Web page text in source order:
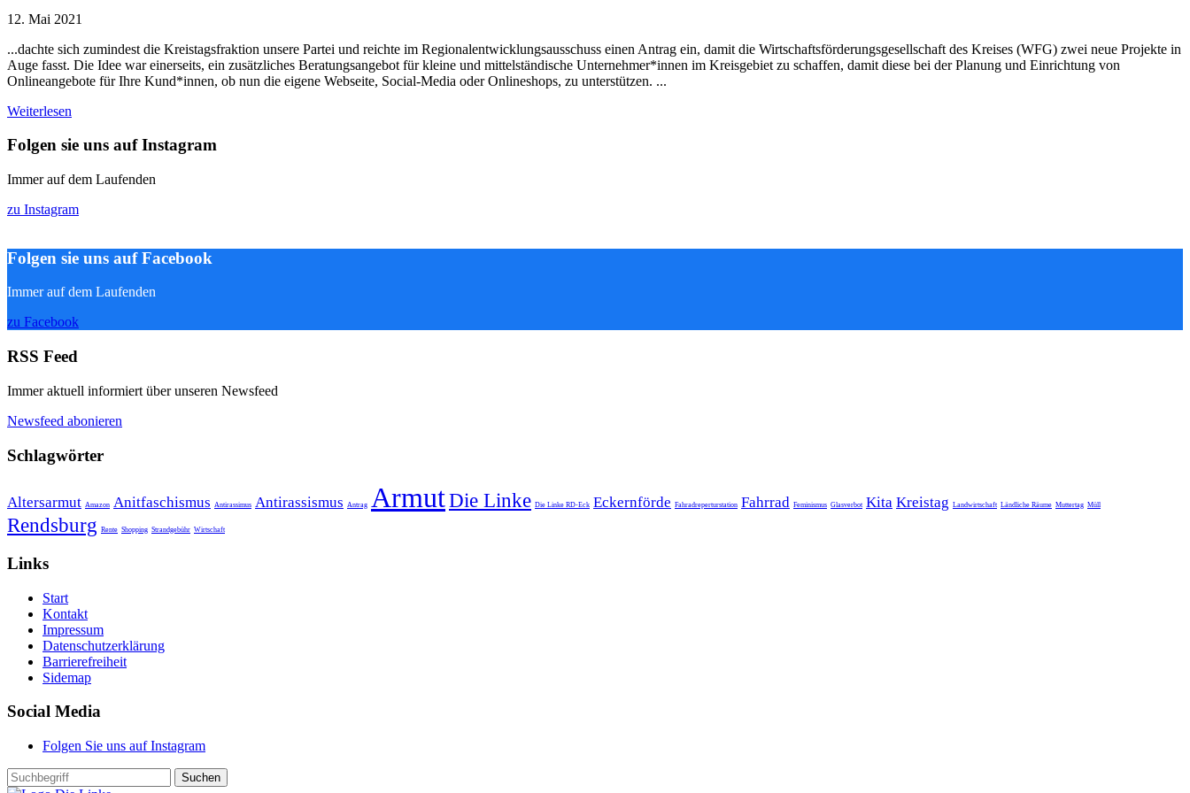
12. Mai 2021
...dachte sich zumindest die Kreistagsfraktion unsere Partei und reichte im Regionalentwicklungsausschuss einen Antrag ein, damit die Wirtschaftsförderungsgesellschaft des Kreises (WFG) zwei neue Projekte in
Auge fasst. Die Idee war einerseits, ein zusätzliches Beratungsangebot für kleine und mittelständische Unternehmer*innen im Kreisgebiet zu schaffen, damit diese bei der Planung und Einrichtung von
Onlineangebote für Ihre Kund*innen, ob nun die eigene Webseite, Social-Media oder Onlineshops, zu unterstützen. ...
Weiterlesen
Folgen sie uns auf Instagram
Immer auf dem Laufenden
zu Instagram
Folgen sie uns auf Facebook
Immer auf dem Laufenden
zu Facebook
RSS Feed
Immer aktuell informiert über unseren Newsfeed
Newsfeed abonieren
Schlagwörter
Altersarmut Amazon Anitfaschismus Antirassimus Antirassismus Antrag ArmutDie Linke Die Linke RD-Eck Eckernförde Fahradreperturstation Fahrrad Feminismus Glasverbot Kita Kreistag Landwirtschaft Ländliche Räume Muttertag Müll
Rendsburg Rente Shopping Strandgebühr Wirtschaft
Links
Start
Kontakt
Impressum
Datenschutzerklärung
Barrierefreiheit
Sidemap
Social Media
Folgen Sie uns auf Instagram
Suchen